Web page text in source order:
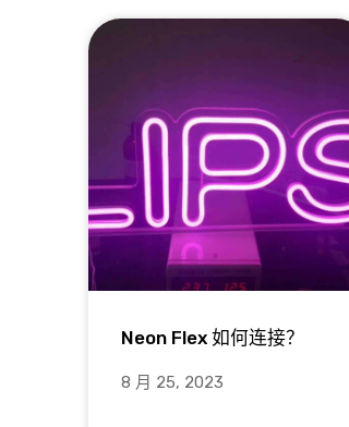
Neon Flex 如何连接？
8 月 25, 2023